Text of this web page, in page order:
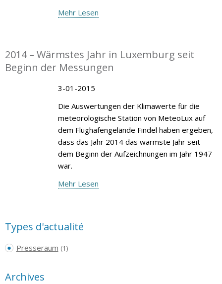
Mehr Lesen
2014 – Wärmstes Jahr in Luxemburg seit
Beginn der Messungen
3-01-2015
Die Auswertungen der Klimawerte für die
meteorologische Station von MeteoLux auf
dem Flughafengelände Findel haben ergeben,
dass das Jahr 2014 das wärmste Jahr seit
dem Beginn der Aufzeichnungen im Jahr 1947
war.
Mehr Lesen
Types d'actualité
Presseraum (1)
Archives